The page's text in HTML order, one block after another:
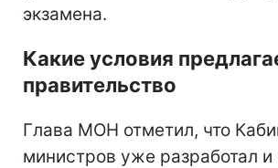
экзамена.
Какие условия
правительство
Глава МОН отметил, что
министров уже разработал и